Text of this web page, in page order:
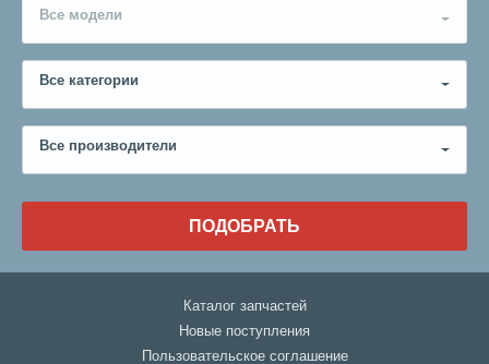
Все модели
Все категории
Все производители
ПОДОБРАТЬ
Каталог запчастей
Новые поступления
Пользовательское соглашение